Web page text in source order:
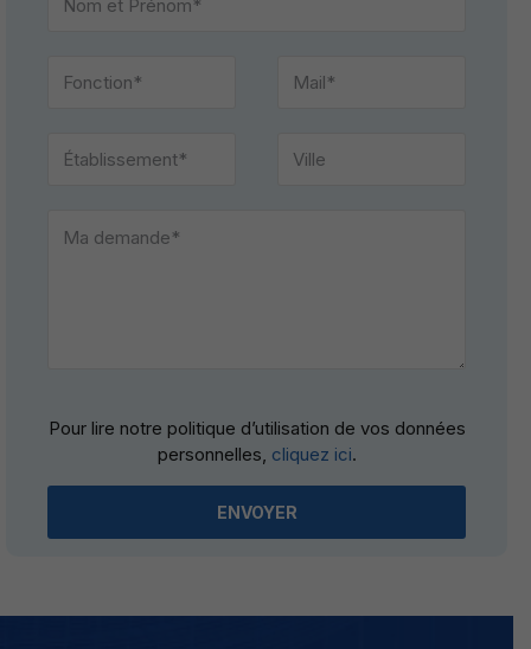
leave
field
Pour lire notre politique d’utilisation de vos données
personnelles, cliquez ici.